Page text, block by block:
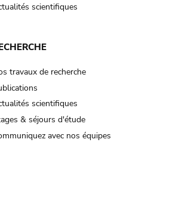
scientifiques
travaux de recherche
scientifiques
& séjours d'étude
avec nos équipes